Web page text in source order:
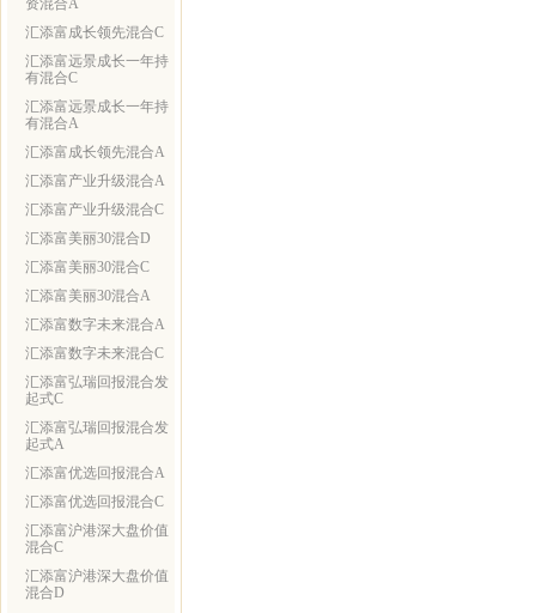
资混合A
汇添富成长领先混合C
汇添富远景成长一年持
有混合C
汇添富远景成长一年持
有混合A
汇添富成长领先混合A
汇添富产业升级混合A
汇添富产业升级混合C
汇添富美丽30混合D
汇添富美丽30混合C
汇添富美丽30混合A
汇添富数字未来混合A
汇添富数字未来混合C
汇添富弘瑞回报混合发
起式C
汇添富弘瑞回报混合发
起式A
汇添富优选回报混合A
汇添富优选回报混合C
汇添富沪港深大盘价值
混合C
汇添富沪港深大盘价值
混合D